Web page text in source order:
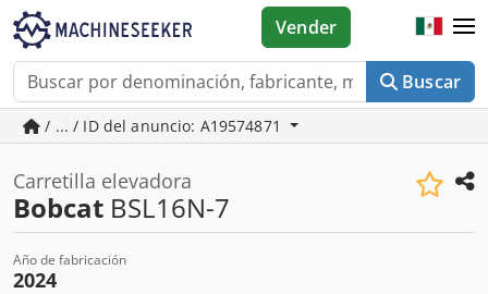
Buscar
Vender
/ ... / ID del anuncio: A19574871
Carretilla elevadora
Bobcat BSL16N-7
Año de fabricación
2024